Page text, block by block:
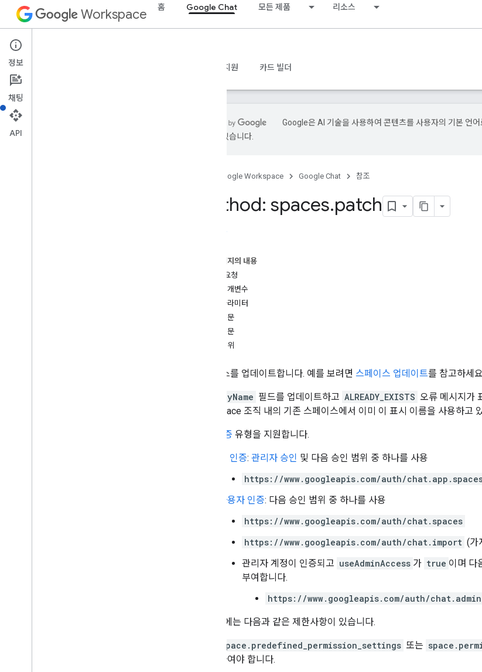
Workspace 홈 Google Chat 모든 제품 리소스
Google Chat
개요 지원 카드 빌더
Google은 AI 기술을 사용하여 콘텐츠를 사용자의 기본 언
있을 수 있습니다.
Google Workspace Google Chat 참조
Method: spaces.patch
출시 노트
이 페이지의 내용
HTTP 요청
경로 매개변수
쿼리 파라미터
요청 본문
응답 본문
승인 범위
스페이스를 업데이트합니다. 예를 보려면 스페이스 업데이트를 참고하세
displayName 필드를 업데이트하고 ALREADY_EXISTS 오류 메시지가
Workspace 조직 내의 기존 스페이스에서 이미 이 표시 이름을 사용하고
인증 유형을 지원합니다.
앱 인증: 관리자 승인 및 다음 승인 범위 중 하나를 사용
https://www.googleapis.com/auth/
사용자 인증: 다음 승인 범위 중 하나를 사용
https://www.googleapis.com/auth/chat.spaces
https://www.googleapis.com/auth/chat.import (가
관리자 계정이 인증되고 useAdminAccess 가 true 이며 다
부여합니다.
https://www.googleapis.com/auth/
앱 인증에는 다음과 같은 제한사항이 있습니다.
space.predefined_permission_settings 또는
자여야 합니다.
정보
채팅
API